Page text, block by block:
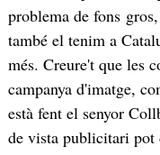
problema de fons
també el tenim a
més. Creure't que les
campanya d'imatge,
està fent el senyor
de vista publicitari pot